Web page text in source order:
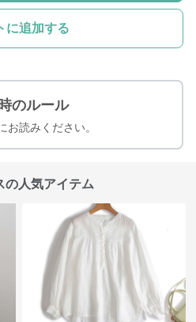
に追加する
のルール
お読みください。
の人気アイテム